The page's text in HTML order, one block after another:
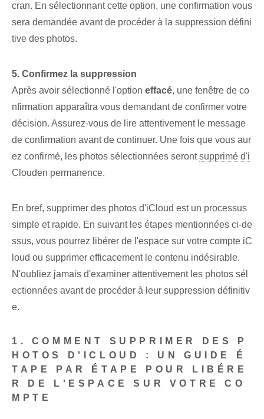
cran. En sélectionnant cette option, une confirmation vous
sera demandée avant de procéder à la suppression défini
tive des photos.
5. Confirmez la suppression
Après avoir sélectionné l'option effacé, une fenêtre de co
nfirmation apparaîtra vous demandant de confirmer votre
décision. Assurez-vous de lire attentivement le message
de confirmation avant de continuer. Une fois que vous aur
ez confirmé, les photos sélectionnées serontsupprimé d'i
Clouden permanence.
En bref, supprimer des photos d'iCloud est un processus
simple et rapide. En suivant les étapes mentionnées ci-de
ssus, vous pourrez libérer de l'espace sur votre compte iC
loud ou supprimer efficacement le contenu indésirable.
N'oubliez jamais d'examiner attentivement les photos sél
ectionnées avant de procéder à leur suppression définitiv
e.
1. COMMENT SUPPRIMER DES P
HOTOS D'ICLOUD : UN GUIDE É
TAPE PAR ÉTAPE POUR LIBÉRE
R DE L'ESPACE SUR VOTRE CO
MPTE